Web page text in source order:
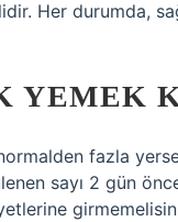
Her durumda,
YEMEK
fazla
sayı 2 gün